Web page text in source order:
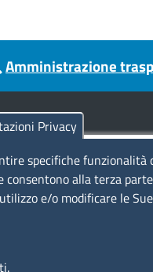
Amministrazione
Iva: 02957560598
Privacy
specifiche
alla terza
e/o modificare le